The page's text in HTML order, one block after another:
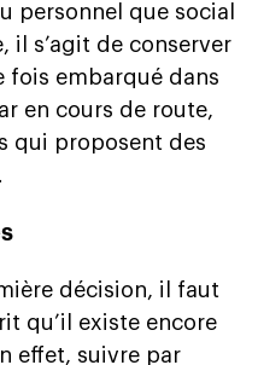
personnel que social
il s’agit de conserver
fois embarqué dans
en cours de route,
qui proposent des
décision, il faut
qu’il existe encore
effet, suivre par